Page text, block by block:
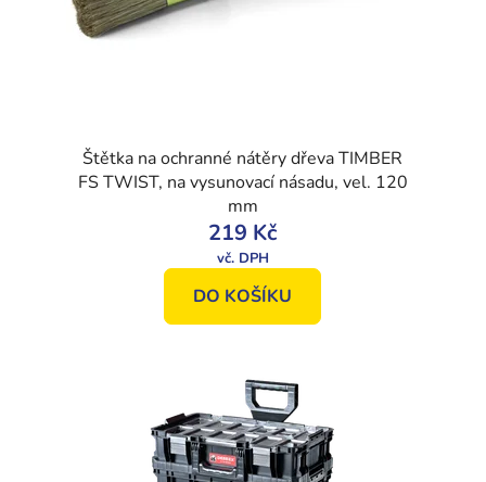
Štětka na ochranné nátěry dřeva TIMBER
FS TWIST, na vysunovací násadu, vel. 120
mm
219 Kč
DO KOŠÍKU